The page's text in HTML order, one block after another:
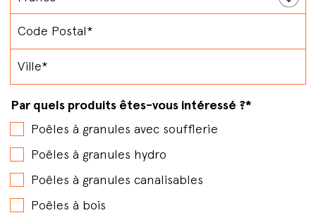
Par quels produits êtes-vous intéressé ?*
Poêles à granules avec soufflerie
Poêles à granules hydro
Poêles à granules canalisables
Poêles à bois